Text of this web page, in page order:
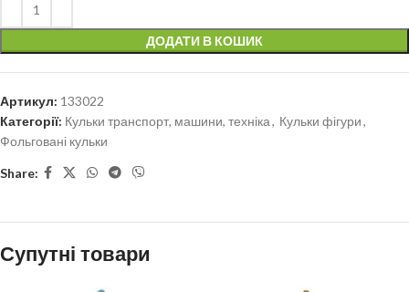
ДОДАТИ В КОШИК
Артикул: 133022
Категорії: Кульки транспорт, машини, техніка, Кульки фігури,
Фольговані кульки
Share:
Супутні товари